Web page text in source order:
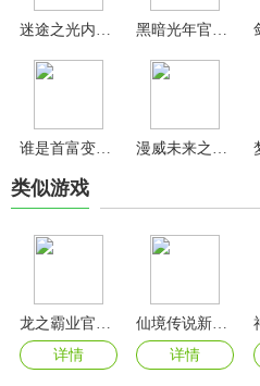
谁是首富变态版无限钻石金币
类似游戏
详情
详情